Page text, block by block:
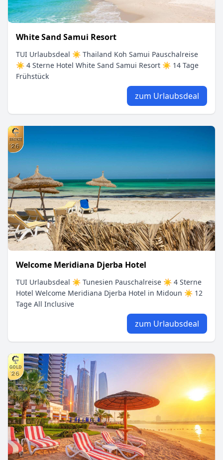
White Sand Samui Resort
TUI Urlaubsdeal ☀ Thailand Koh Samui Pauschalreise
☀ 4 Sterne Hotel White Sand Samui Resort ☀ 14 Tage
Frühstück
zum Urlaubsdeal
Welcome Meridiana Djerba Hotel
TUI Urlaubsdeal ☀ Tunesien Pauschalreise ☀ 4 Sterne
Hotel Welcome Meridiana Djerba Hotel in Midoun ☀ 12
Tage All Inclusive
zum Urlaubsdeal